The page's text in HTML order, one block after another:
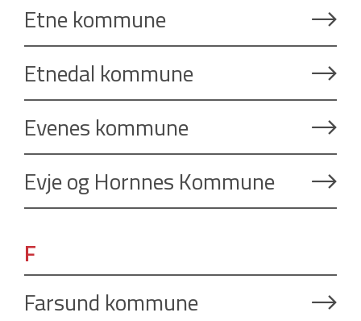
Etne kommune
Etnedal kommune
Evenes kommune
Evje og Hornnes Kommune
F
Farsund kommune